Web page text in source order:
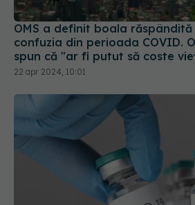
OMS a definit boala
confuzia din perioada COVID.
spun că "ar fi putut să coste
22 apr 2024, 10:01